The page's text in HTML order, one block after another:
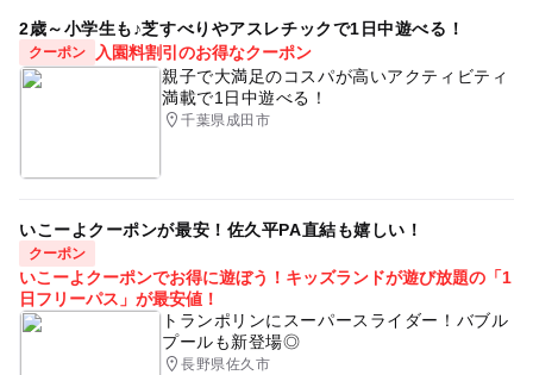
2歳～小学生も♪芝すべりやアスレチックで1日中遊べる！
クーポン
入園料割引のお得なクーポン
親子で大満足のコスパが高いアクティビティ
満載で1日中遊べる！
千葉県成田市
いこーよクーポンが最安！佐久平PA直結も嬉しい！
クーポン
いこーよクーポンでお得に遊ぼう！キッズランドが遊び放題の「1
日フリーパス」が最安値！
トランポリンにスーパースライダー！バブル
プールも新登場◎
長野県佐久市